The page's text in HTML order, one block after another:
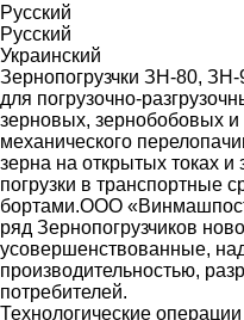
Русский
Русский
Украинский
Зернопогрузчки ЗН-80,
для погрузочно-
зерновых, зернобобовых и
механического
зерна на открытых токах и
погрузки в транспортные
бортами.ООО
ряд Зернопогрузчиков
усовершенствованные,
производительностью,
потребителей.
Технологические